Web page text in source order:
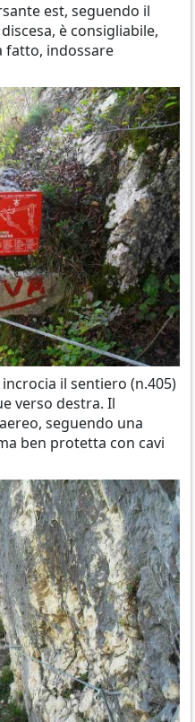
est, seguendo il
è consigliabile,
fatto, indossare
il sentiero (n.405)
verso destra. Il
seguendo una
ben protetta con cavi